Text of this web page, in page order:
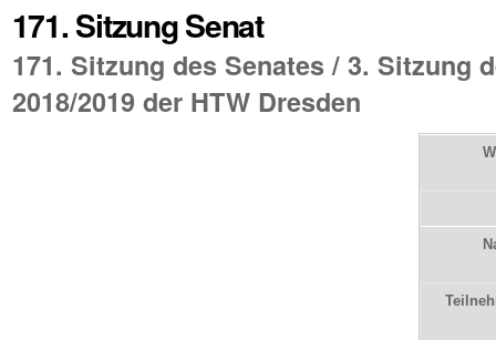
171. Sitzung Senat
171. Sitzung des Senates / 3. Sitzung
2018/2019 der HTW Dresden